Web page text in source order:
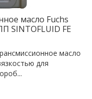
масло Fuchs
SINTOFLUID FE
масло
для